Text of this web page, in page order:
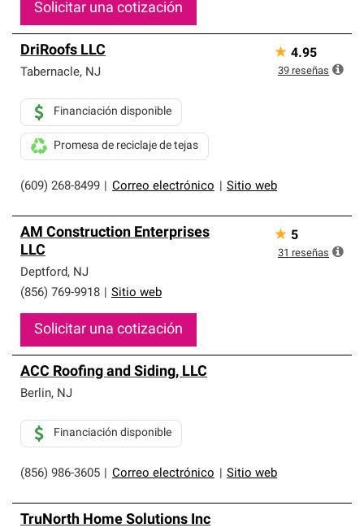
Solicitar una cotización
DriRoofs LLC
Tabernacle, NJ
(609) 268-8499 Correo electrónico Sitio web
Financiación disponible
Promesa de reciclaje de tejas
★ 4.95
39 reseñas
AM Construction Enterprises
LLC
Deptford, NJ
(856) 769-9918
Sitio web
Solicitar una cotización
★ 5
31 reseñas
ACC Roofing and Siding, LLC
Berlin, NJ
(856) 986-3605 Correo electrónico Sitio web
Financiación disponible
TruNorth Home Solutions Inc